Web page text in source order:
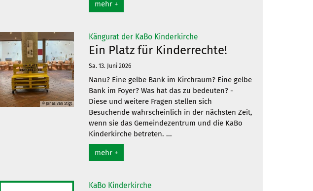
mehr +
© Jonas van Stigt
Kängurat der KaBo Kinderkirche:
Ein Platz für Kinderrechte!
Sa. 13. Juni 2026
Nanu? Eine gelbe Bank im Kirchraum? Eine gelbe
Bank im Foyer? Was hat das zu bedeuten? -
Diese und weitere Fragen stellen sich
Besuchende wahrscheinlich in der nächsten Zeit,
wenn sie das Gemeindezentrum und die KaBo
Kinderkirche betreten. ...
mehr +
KaBo Kinderkirche: